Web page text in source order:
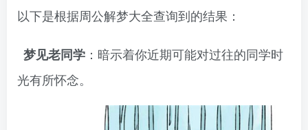
以下是根据周公解梦大全查询到的结果：
梦见老同学 ：暗示着你近期可能对过往的同学时
光有所怀念。